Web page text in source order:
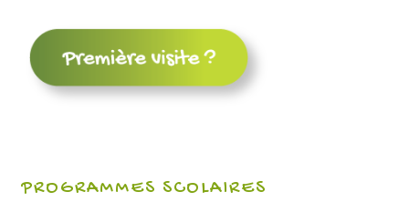
PROGRAMMES SCOLAIRES